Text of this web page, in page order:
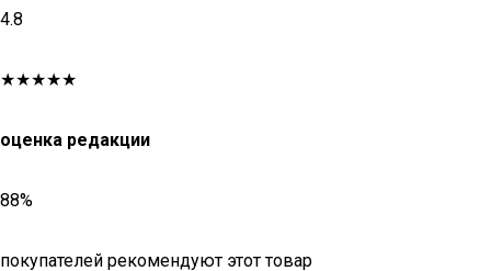
4.8
★★★★★
оценка редакции
88%
покупателей рекомендуют этот товар